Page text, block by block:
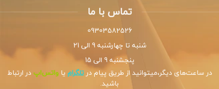
تماس با ما
09303582526
شنبه تا چهارشنبه 9 الی 21
پنجشنبه 9 الی 15
در ساعت‌های دیگر،میتوانید از طریق پیام درتلگرام یاواتس‌اپدر ارتباط
باشید.